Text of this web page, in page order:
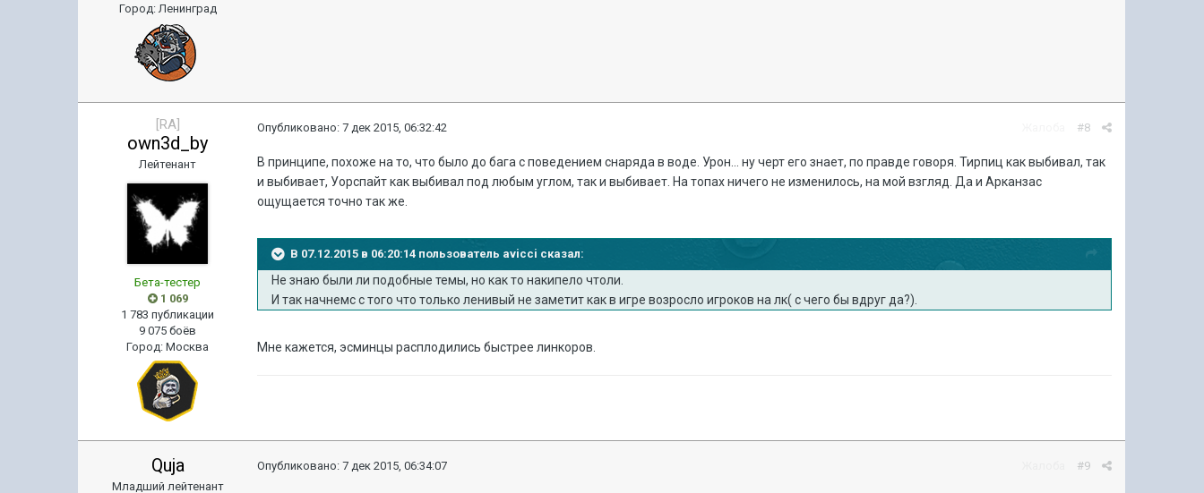
Город: Ленинград
[RA]
own3d_by
Лейтенант
Бета-тестер
1 069
1 783 публикации
9 075 боёв
Город:Москва
#8
Опубликовано:7 дек 2015, 06:32:42
В принципе, похоже на то, что было до бага с поведением снаряда в воде. Урон... ну черт его знает, по правде говоря. Тирпиц как выбивал, так
и выбивает, Уорспайт как выбивал под любым углом, так и выбивает. На топах ничего не изменилось, на мой взгляд. Да и Арканзас
ощущается точно так же.
В 07.12.2015 в 06:20:14 пользователь avicci сказал:
Не знаю были ли подобные темы, но как то накипело чтоли.
И так начнемс с того что только ленивый не заметит как в игре возросло игроков на лк( с чего бы вдруг да?).
Мне кажется, эсминцы расплодились быстрее линкоров.
Quja
Младший лейтенант
#9
Опубликовано:7 дек 2015, 06:34:07